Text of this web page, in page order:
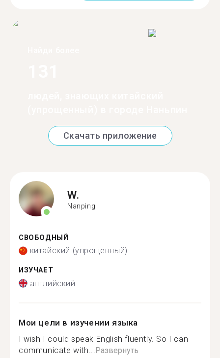
Скачать приложение
W.
Nanping
СВОБОДНЫЙ
китайский (упрощенный)
ИЗУЧАЕТ
английский
Мои цели в изучении языка
I wish I could speak English fluently. So I can
communicate with... Развернуть